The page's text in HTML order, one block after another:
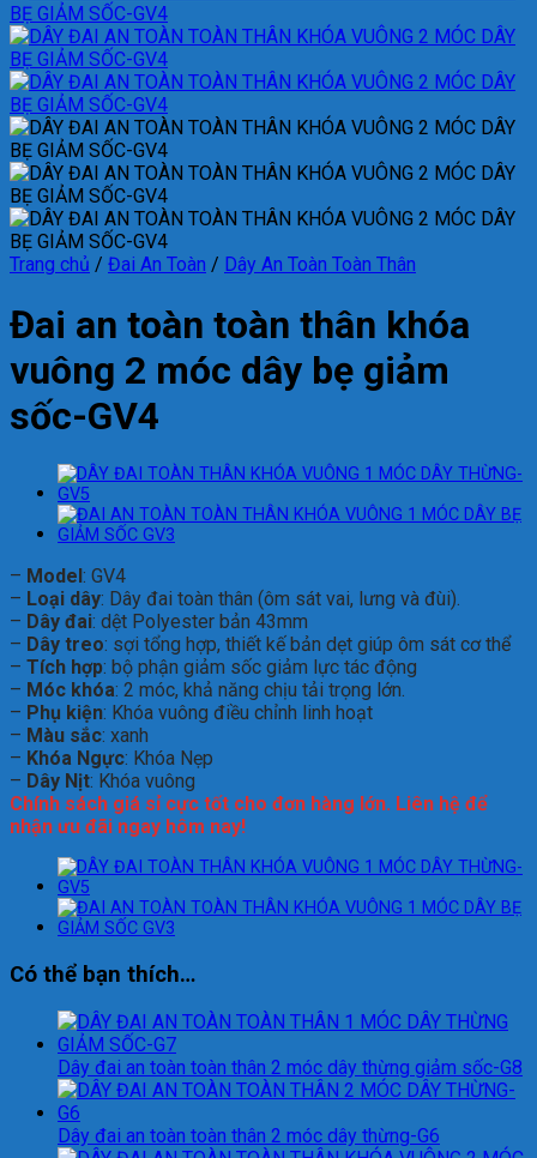
Trang chủ / Đai An Toàn / Dây An Toàn Toàn Thân
Đai an toàn toàn thân khóa
vuông 2 móc dây bẹ giảm
sốc-GV4
– Model: GV4
– Loại dây: Dây đai toàn thân (ôm sát vai, lưng và đùi).
– Dây đai: dệt Polyester bản 43mm
– Dây treo: sợi tổng hợp, thiết kế bản dẹt giúp ôm sát cơ thể
– Tích hợp: bộ phận giảm sốc giảm lực tác động
– Móc khóa: 2 móc, khả năng chịu tải trọng lớn.
– Phụ kiện: Khóa vuông điều chỉnh linh hoạt
– Màu sắc: xanh
– Khóa Ngực: Khóa Nẹp
– Dây Nịt: Khóa vuông
Chính sách giá sỉ cực tốt cho đơn hàng lớn. Liên hệ để
nhận ưu đãi ngay hôm nay!
Có thể bạn thích…
Dây đai an toàn toàn thân 2 móc dây thừng giảm sốc-G8
Dây đai an toàn toàn thân 2 móc dây thừng-G6